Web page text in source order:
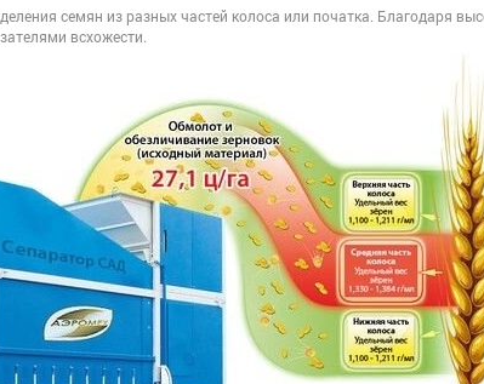
семян из разных частей колоса или початка. Благодаря
всхожести.